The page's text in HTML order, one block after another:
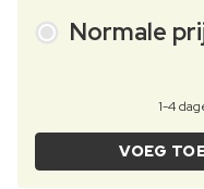
Normale
1-4
VOEG